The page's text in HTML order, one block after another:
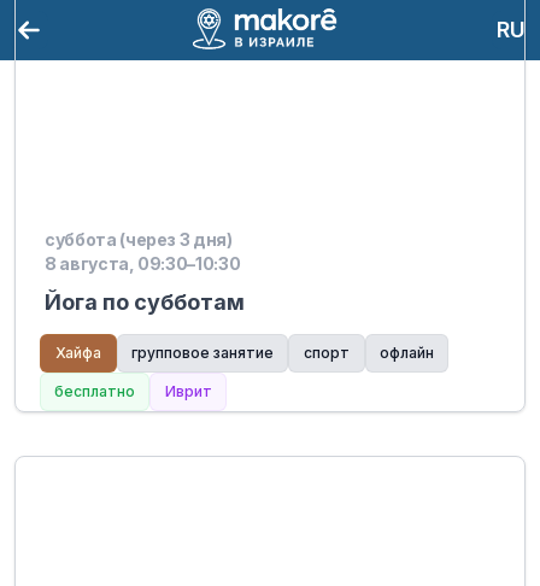
RU
суббота (через 3 дня)
8 августа, 09:30–10:30
Йога по субботам
Хайфа групповое занятие спорт офлайн
бесплатно Иврит